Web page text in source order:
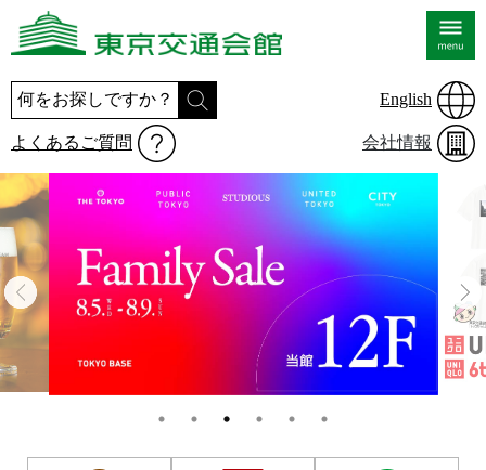
よくあるご質問
English
会社情報